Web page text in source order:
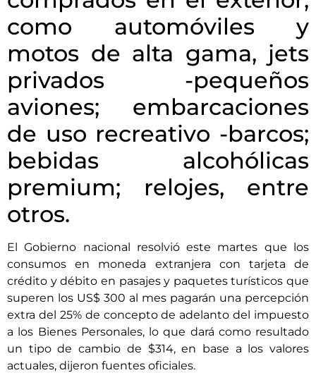
como automóviles y
motos de alta gama, jets
privados -pequeños
aviones; embarcaciones
de uso recreativo -barcos;
bebidas alcohólicas
premium; relojes, entre
otros.
El Gobierno nacional resolvió este martes que los
consumos en moneda extranjera con tarjeta de
crédito y débito en pasajes y paquetes turísticos que
superen los US$ 300 al mes pagarán una percepción
extra del 25% de concepto de adelanto del impuesto
a los Bienes Personales, lo que dará como resultado
un tipo de cambio de $314, en base a los valores
actuales, dijeron fuentes oficiales.